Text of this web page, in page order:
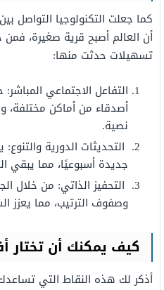
كما جعلت التكنولوجيا التواصل
أن العالم أصبح قرية صغيرة،
تسهيلات حدثت منها:
التفاعل الاجتماعي
أصدقاء من أماكن مختلفة،
نصية.
التحديثات الدورية
جديدة أسبوعيًا، مما يبقي
التحفيز الذاتي: من خلال
وصفوف الترتيب، مما يعزز
كيف يمكنك أن تختار
أذكر لك هذه النقاط التي